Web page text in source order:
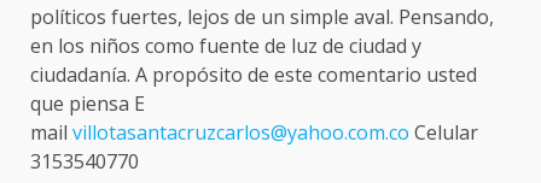
políticos fuertes, lejos de un simple aval. Pensando,
en los niños como fuente de luz de ciudad y
ciudadanía. A propósito de este comentario usted
que piensa E
mail villotasantacruzcarlos@yahoo.com.co Celular
3153540770